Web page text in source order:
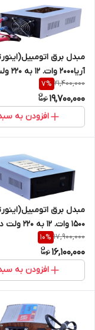
مبدل برق
یک سال گارنتی
21,400,000
7%
19,700,000
افزودن به
مبدل برق
1500 وات. 12
سال گارنتی
17,900,000
10%
16,100,000
افزودن به